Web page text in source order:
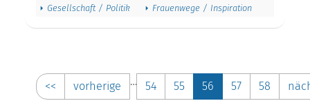
Gesellschaft / Politik Frauenwege / Inspiration
<< vorherige … 54 55 56 57 58